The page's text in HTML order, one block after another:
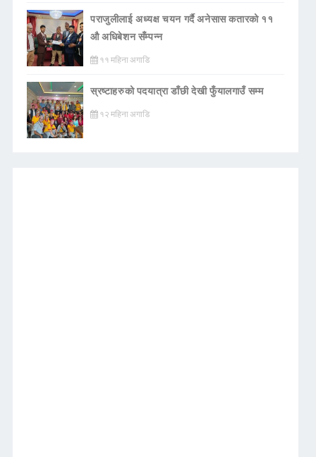
पराजुलीलाई अध्यक्ष चयन गर्दै अनेसास कतारको ११
औ अधिबेशन सँम्पन्न
११ महिना अगाडि
स्रष्टाहरुको पदयात्रा डाँछी देखी फुँयालगाउँ सम्म
१२ महिना अगाडि